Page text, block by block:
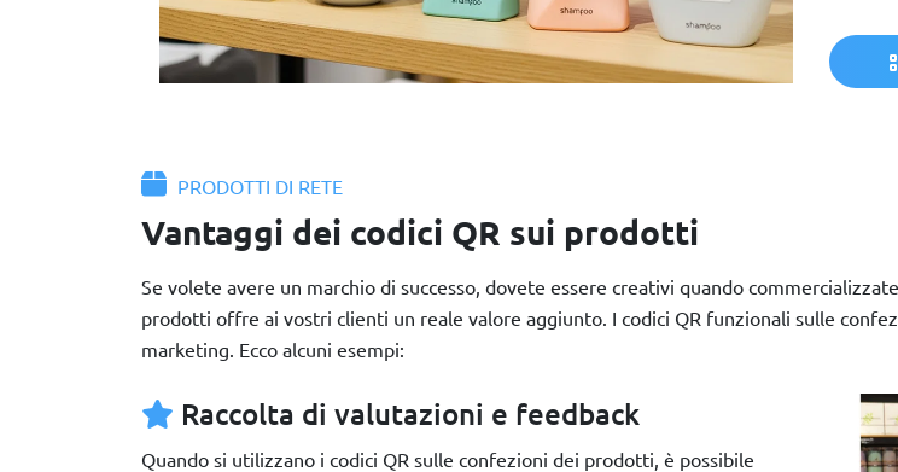
PRODOTTI DI RETE
Vantaggi dei codici QR sui prodotti
Se volete avere un marchio di successo, dovete essere creativi quando
prodotti offre ai vostri clienti un reale valore aggiunto. I codici QR funzionali sulle
marketing. Ecco alcuni esempi:
Raccolta di valutazioni e feedback
Quando si utilizzano i codici QR sulle confezioni dei prodotti, è possibile